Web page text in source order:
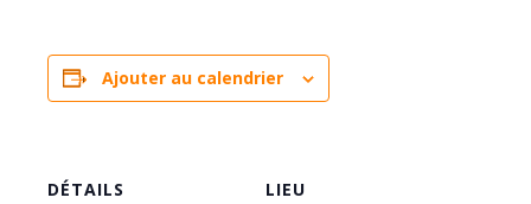
Ajouter au calendrier
DÉTAILS
LIEU